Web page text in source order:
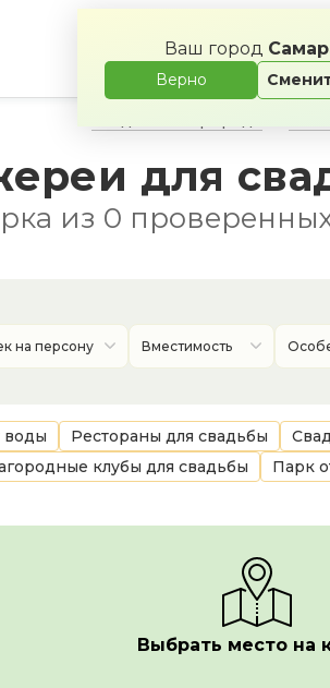
Ваш город
Верно
для
из 0 проверенных
на персону Вместимость
воды Рестораны для свадьбы
клубы для свадьбы Парк
Выбрать место на